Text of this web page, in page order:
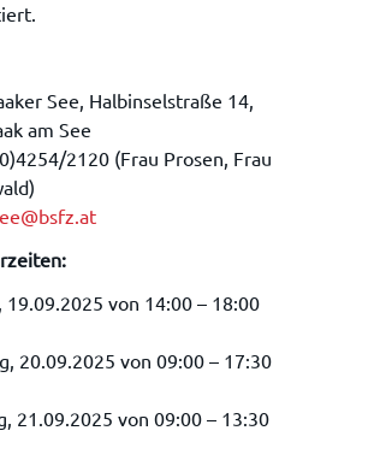
See, Halbinselstraße 14,
am See
2120 (Frau Prosen, Frau
19.09.2025 von 14:00 – 18:00
20.09.2025 von 09:00 – 17:30
21.09.2025 von 09:00 – 13:30